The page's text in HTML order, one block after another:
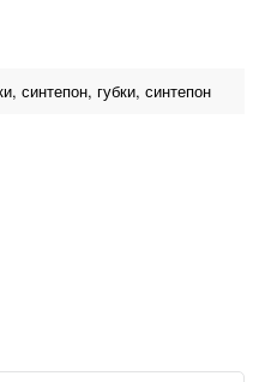
синтепон, губки, синтепон